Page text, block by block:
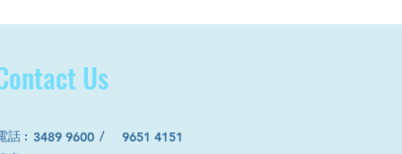
9651 4151
話 : /
Us
3489 9600